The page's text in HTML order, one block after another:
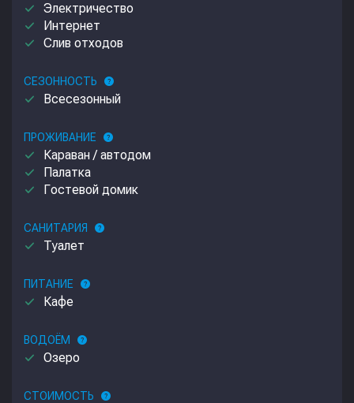
done Электричество
done Интернет
done Слив отходов
СЕЗОННОСТЬ help
done Всесезонный
ПРОЖИВАНИЕ help
done Караван / автодом
done Палатка
done Гостевой домик
САНИТАРИЯ help
done Туалет
ПИТАНИЕ help
done Кафе
ВОДОЁМ help
done Озеро
СТОИМОСТЬ help